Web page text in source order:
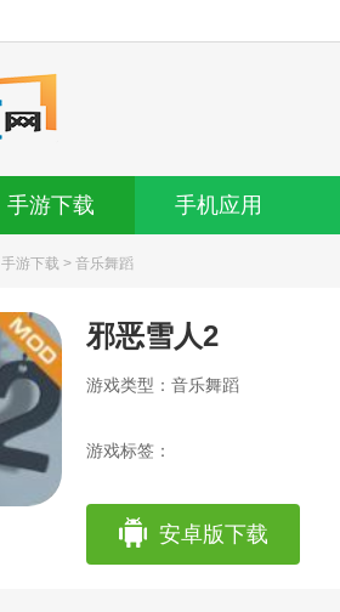
手游下载 手机应用
手游下载 > 音乐舞蹈
邪恶雪人2
游戏类型：音乐舞蹈
游戏标签：
安卓版下载